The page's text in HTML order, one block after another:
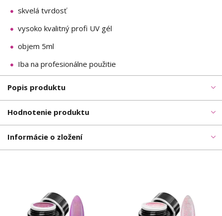
skvelá tvrdosť
vysoko kvalitný profi UV gél
objem 5ml
Iba na profesionálne použitie
Popis produktu
Hodnotenie produktu
Informácie o zložení